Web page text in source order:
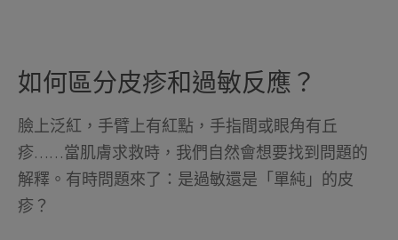
如何區分皮疹和過敏反應？
臉上泛紅，手臂上有紅點，手指間或眼角有丘
疹……當肌膚求救時，我們自然會想要找到問題的
解釋。有時問題來了：是過敏還是「單純」的皮
疹？